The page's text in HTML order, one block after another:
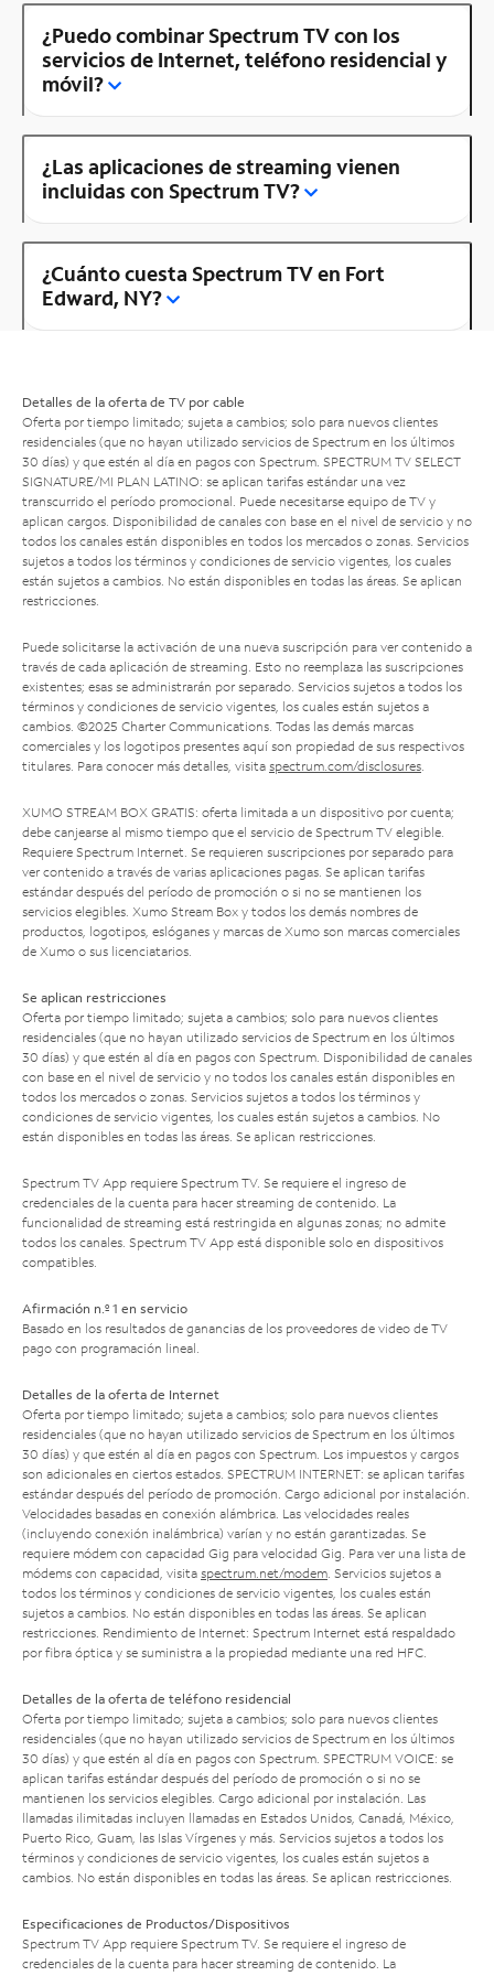
¿Puedo combinar Spectrum TV con los
servicios de Internet, teléfono residencial y
móvil?
¿Las aplicaciones de streaming vienen
incluidas con Spectrum TV?
¿Cuánto cuesta Spectrum TV en Fort
Edward, NY?
Detalles de la oferta de TV por cable
Oferta por tiempo limitado; sujeta a cambios; solo para nuevos clientes
residenciales (que no hayan utilizado servicios de Spectrum en los últimos
30 días) y que estén al día en pagos con Spectrum. SPECTRUM TV SELECT
SIGNATURE/MI PLAN LATINO: se aplican tarifas estándar una vez
transcurrido el período promocional. Puede necesitarse equipo de TV y
aplican cargos. Disponibilidad de canales con base en el nivel de servicio y no
todos los canales están disponibles en todos los mercados o zonas. Servicios
sujetos a todos los términos y condiciones de servicio vigentes, los cuales
están sujetos a cambios. No están disponibles en todas las áreas. Se aplican
restricciones.
Puede solicitarse la activación de una nueva suscripción para ver contenido a
través de cada aplicación de streaming. Esto no reemplaza las suscripciones
existentes; esas se administrarán por separado. Servicios sujetos a todos los
términos y condiciones de servicio vigentes, los cuales están sujetos a
cambios. ©2025 Charter Communications. Todas las demás marcas
comerciales y los logotipos presentes aquí son propiedad de sus respectivos
titulares. Para conocer más detalles, visita spectrum.com/disclosures.
XUMO STREAM BOX GRATIS: oferta limitada a un dispositivo por cuenta;
debe canjearse al mismo tiempo que el servicio de Spectrum TV elegible.
Requiere Spectrum Internet. Se requieren suscripciones por separado para
ver contenido a través de varias aplicaciones pagas. Se aplican tarifas
estándar después del período de promoción o si no se mantienen los
servicios elegibles. Xumo Stream Box y todos los demás nombres de
productos, logotipos, eslóganes y marcas de Xumo son marcas comerciales
de Xumo o sus licenciatarios.
Se aplican restricciones
Oferta por tiempo limitado; sujeta a cambios; solo para nuevos clientes
residenciales (que no hayan utilizado servicios de Spectrum en los últimos
30 días) y que estén al día en pagos con Spectrum. Disponibilidad de canales
con base en el nivel de servicio y no todos los canales están disponibles en
todos los mercados o zonas. Servicios sujetos a todos los términos y
condiciones de servicio vigentes, los cuales están sujetos a cambios. No
están disponibles en todas las áreas. Se aplican restricciones.
Spectrum TV App requiere Spectrum TV. Se requiere el ingreso de
credenciales de la cuenta para hacer streaming de contenido. La
funcionalidad de streaming está restringida en algunas zonas; no admite
todos los canales. Spectrum TV App está disponible solo en dispositivos
compatibles.
Afirmación n.º 1 en servicio
Basado en los resultados de ganancias de los proveedores de video de TV
pago con programación lineal.
Detalles de la oferta de Internet
Oferta por tiempo limitado; sujeta a cambios; solo para nuevos clientes
residenciales (que no hayan utilizado servicios de Spectrum en los últimos
30 días) y que estén al día en pagos con Spectrum. Los impuestos y cargos
son adicionales en ciertos estados. SPECTRUM INTERNET: se aplican tarifas
estándar después del período de promoción. Cargo adicional por instalación.
Velocidades basadas en conexión alámbrica. Las velocidades reales
(incluyendo conexión inalámbrica) varían y no están garantizadas. Se
requiere módem con capacidad Gig para velocidad Gig. Para ver una lista de
módems con capacidad, visita spectrum.net/modem. Servicios sujetos a
todos los términos y condiciones de servicio vigentes, los cuales están
sujetos a cambios. No están disponibles en todas las áreas. Se aplican
restricciones. Rendimiento de Internet: Spectrum Internet está respaldado
por fibra óptica y se suministra a la propiedad mediante una red HFC.
Detalles de la oferta de teléfono residencial
Oferta por tiempo limitado; sujeta a cambios; solo para nuevos clientes
residenciales (que no hayan utilizado servicios de Spectrum en los últimos
30 días) y que estén al día en pagos con Spectrum. SPECTRUM VOICE: se
aplican tarifas estándar después del período de promoción o si no se
mantienen los servicios elegibles. Cargo adicional por instalación. Las
llamadas ilimitadas incluyen llamadas en Estados Unidos, Canadá, México,
Puerto Rico, Guam, las Islas Vírgenes y más. Servicios sujetos a todos los
términos y condiciones de servicio vigentes, los cuales están sujetos a
cambios. No están disponibles en todas las áreas. Se aplican restricciones.
Especificaciones de Productos/Dispositivos
Spectrum TV App requiere Spectrum TV. Se requiere el ingreso de
credenciales de la cuenta para hacer streaming de contenido. La